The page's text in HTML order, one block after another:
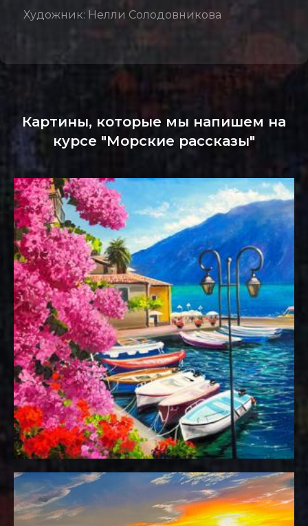
Художник: Нелли Солодовникова
Картины, которые мы напишем на
курсе "Морские рассказы"